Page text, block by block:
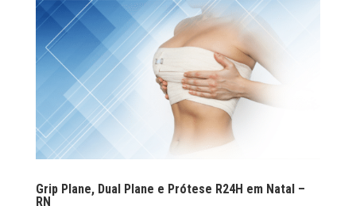
Grip Plane, Dual Plane e Prótese R24H em Natal –
RN